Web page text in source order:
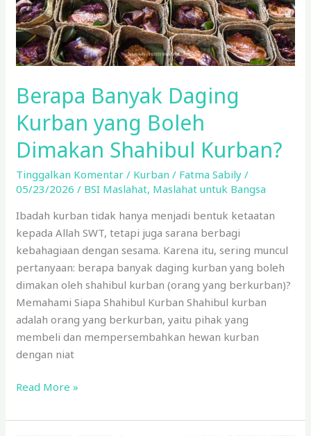
Berapa Banyak Daging
Kurban yang Boleh
Dimakan Shahibul Kurban?
Tinggalkan Komentar / Kurban / Fatma Sabily/
05/23/2026/ BSI Maslahat, Maslahat untuk Bangsa
Ibadah kurban tidak hanya menjadi bentuk ketaatan
kepada Allah SWT, tetapi juga sarana berbagi
kebahagiaan dengan sesama. Karena itu, sering muncul
pertanyaan: berapa banyak daging kurban yang boleh
dimakan oleh shahibul kurban (orang yang berkurban)?
Memahami Siapa Shahibul Kurban Shahibul kurban
adalah orang yang berkurban, yaitu pihak yang
membeli dan mempersembahkan hewan kurban
dengan niat
Shahibul
Kurban?
Read More »